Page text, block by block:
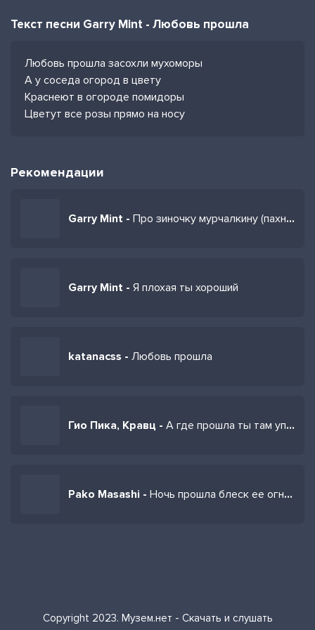
Текст песни Garry Mint - Любовь прошла
Любовь прошла засохли мухоморы
А у соседа огород в цвету
Краснеют в огороде помидоры
Цветут все розы прямо на носу
Рекомендации
Garry Mint - Про зиночку мурчалкину (пахнет кофе)
Garry Mint - Я плохая ты хороший
katanacss - Любовь прошла
Гио Пика, Кравц - А где прошла ты там упала звезда
Pako Masashi - Ночь прошла блеск ее огней погас
Copyright 2023. Музем.нет - Скачать и слушать